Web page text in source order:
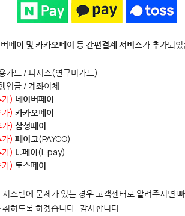
1:1 문
페이 및 카카오페이 등간편결제 서비스가추가되
카드 / 피시스(연구비카드)
입금 / 계좌이체
) 네이버페이
) 카카오페이
) 삼성페이
) 페이코(PAYCO)
) L.페이(L.pay)
) 토스페이
시스템에 문제가 있는 경우 고객센터로 알려주시면
취하도록 하겠습니다. 감사합니다.